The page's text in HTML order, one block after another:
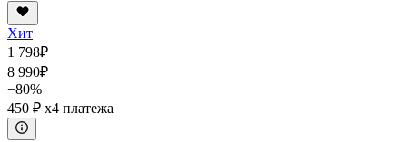
Хит
1 798₽
8 990₽
−80%
450 ₽ x4 платежа